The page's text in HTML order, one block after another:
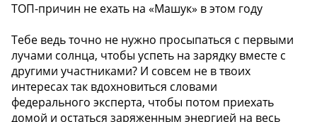
ТОП-причин не ехать на «Машук» в этом году
Тебе ведь точно не нужно просыпаться с первыми
лучами солнца, чтобы успеть на зарядку вместе с
другими участниками? И совсем не в твоих
интересах так вдохновиться словами
федерального эксперта, чтобы потом приехать
домой и остаться заряженным энергией на весь